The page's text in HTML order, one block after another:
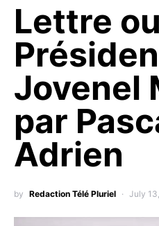
Lettre
Jovenel
par
Adrien
by Redaction Télé Pluriel July